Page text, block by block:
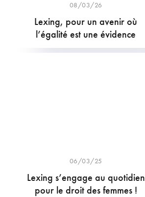
08/03/26
Lexing, pour un avenir où
l’égalité est une évidence
06/03/25
Lexing s’engage au quotidien
pour le droit des femmes !